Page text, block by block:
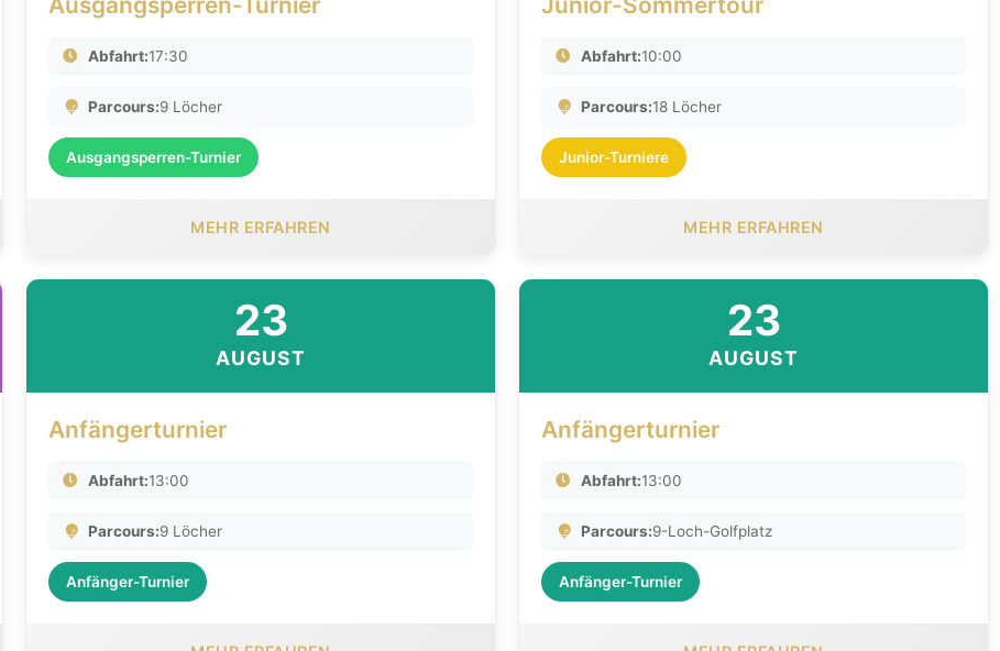
Abfahrt:17:30
Parcours:9 Löcher
Ausgangsperren-Turnier
MEHR ERFAHREN
Abfahrt:10:00
Parcours:18 Löcher
Junior-Turniere
MEHR ERFAHREN
23
AUGUST
Anfängerturnier
Abfahrt:13:00
Parcours:9 Löcher
Anfänger-Turnier
23
AUGUST
Anfängerturnier
Abfahrt:13:00
Parcours:9-Loch-Golfplatz
Anfänger-Turnier